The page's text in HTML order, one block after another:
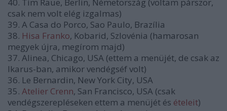
csak nem volt elég izgalmas)
39. A Casa do Porco, Sao Paulo, Brazília
38. Hisa Franko, Kobarid, Szlovénia (hamarosan
megyek újra, megírom majd)
37. Alinea, Chicago, USA (ettem a menüjét, de csak az
Ikarus-ban, amikor vendégséf volt)
36. Le Bernardin, New York City, USA
35. Atelier Crenn, San Francisco, USA (csak
vendégszerepléseken ettem a menüjét és ételeit)